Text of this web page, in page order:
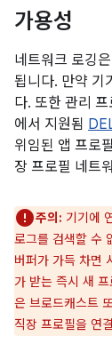
가용성
네트워크 로깅
됩니다. 만약 기
다. 또한 관리
에서 지원됨
위임된 앱 프로
장 프로필 네트
주의: 기기에
로그를 검색할 수
버퍼가 가득 차면
가 받는 즉시 새
은 브로드캐스트
직장 프로필을 연